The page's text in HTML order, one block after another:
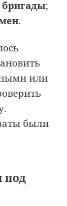
бригады;
.
или
были
под